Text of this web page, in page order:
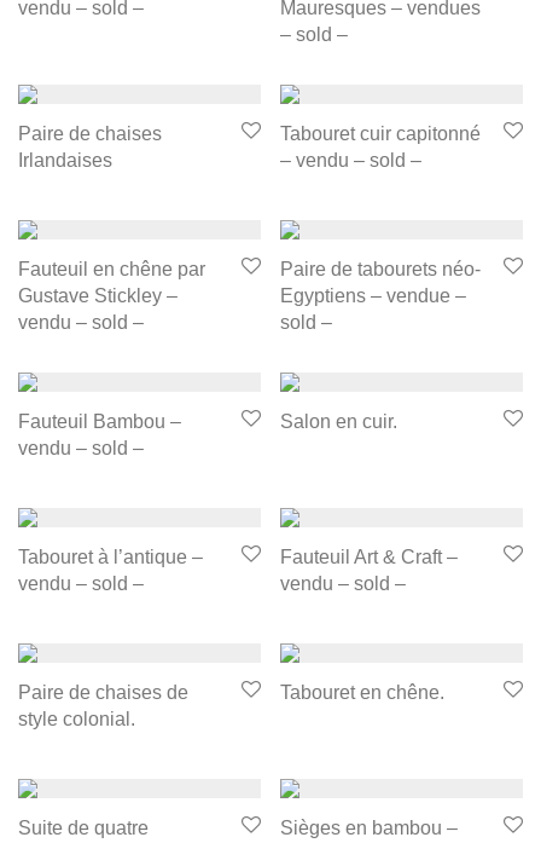
vendu – sold –
Mauresques – vendues
– sold –
Paire de chaises
Irlandaises
Tabouret cuir capitonné
– vendu – sold –
Fauteuil en chêne par
Gustave Stickley –
vendu – sold –
Paire de tabourets néo-
Egyptiens – vendue –
sold –
Fauteuil Bambou –
vendu – sold –
Salon en cuir.
Tabouret à l’antique –
vendu – sold –
Fauteuil Art & Craft –
vendu – sold –
Paire de chaises de
style colonial.
Tabouret en chêne.
Suite de quatre
Sièges en bambou –